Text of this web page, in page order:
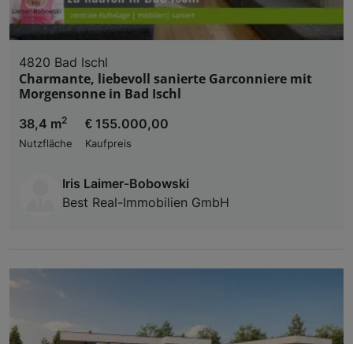
4820 Bad Ischl
Charmante, liebevoll sanierte Garconniere mit
Morgensonne in Bad Ischl
38,4 m2
Nutzfläche
€ 155.000,00
Kaufpreis
Iris Laimer-Bobowski
Best Real-Immobilien GmbH